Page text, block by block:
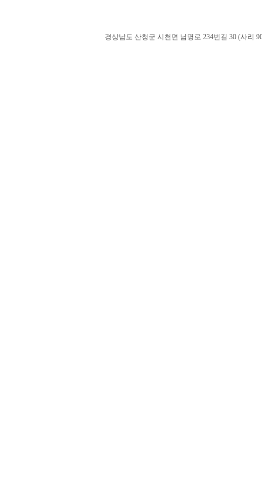
경상남도 산청군 시천면 남명로 234번길 30 (사리